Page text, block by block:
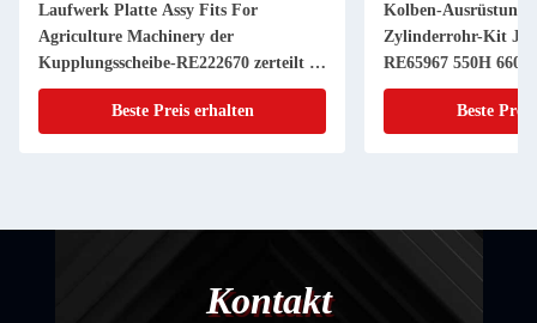
Laufwerk Platte Assy Fits For
Agriculture Machinery der
Kupplungsscheibe-RE222670 zerteilt 11
Zoll 20 KEIL
Beste Preis erhalten
Kolben-Ausrüstung
Zylinderrohr-Kit JDs
RE65967 550H 6603
Powerthch Turbo
Beste
Kontakt